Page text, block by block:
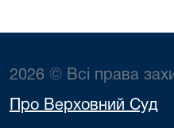
2026 © Всі права
Про Верховний Суд